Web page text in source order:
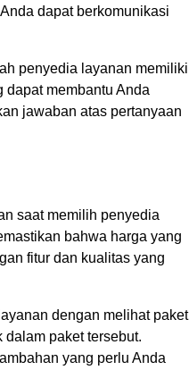
dapat berkomunikasi
penyedia layanan memiliki
dapat membantu Anda
jawaban atas pertanyaan
saat memilih penyedia
bahwa harga yang
fitur dan kualitas yang
dengan melihat paket
dalam paket tersebut.
yang perlu Anda